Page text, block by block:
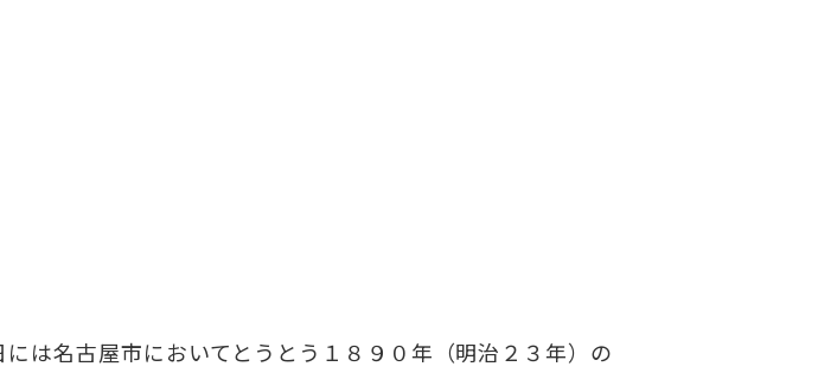
は名古屋市においてとうとう１８９０年（明治２３年）の